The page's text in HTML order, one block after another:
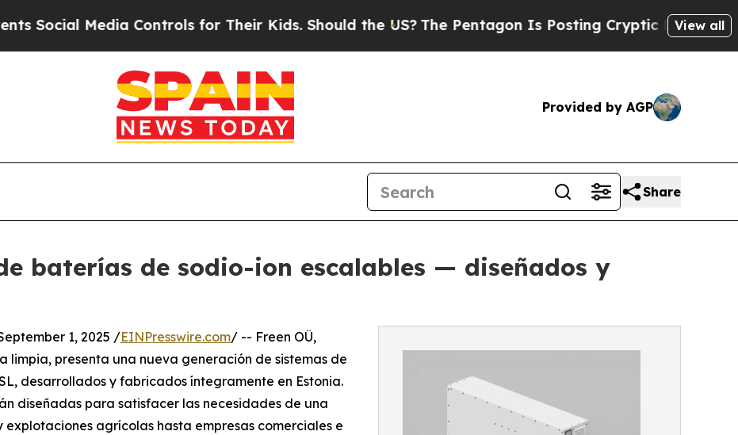
Controls for Their Kids. Should the US?The Pentagon Is Posting Cryptic Biblical Messages on
View all
Provided by AGP
Share
baterías de sodio-ion escalables — diseñados y
1, 2025 /EINPresswire.com/ -- Freen OÜ,
presenta una nueva generación de sistemas de
desarrollados y fabricados íntegramente en Estonia.
diseñadas para satisfacer las necesidades de una
agrícolas hasta empresas comerciales e